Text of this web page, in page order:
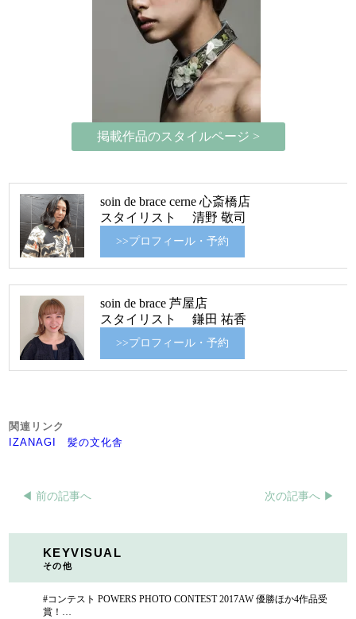
掲載作品のスタイルページ >
soin de brace cerne 心斎橋店
スタイリスト 清野 敬司
>>プロフィール・予約
soin de brace 芦屋店
スタイリスト 鎌田 祐香
>>プロフィール・予約
関連リンク
IZANAGI
髪の文化舎
◀︎ 前の記事へ 次の記事へ ▶︎
KEYVISUAL
その他
#コンテスト POWERS PHOTO CONTEST 2017AW 優勝ほか4作品受
賞！…